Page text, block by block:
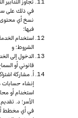
في ذلك على
نسخ أي محتوى
فيها؛
استخدام
الشروط؛ و
الدخول إلى
قانوني أو
أ. مشاركة
إنشاء حسابات
استخدام أو
الأسر؛ د.
في أي مخطط أو